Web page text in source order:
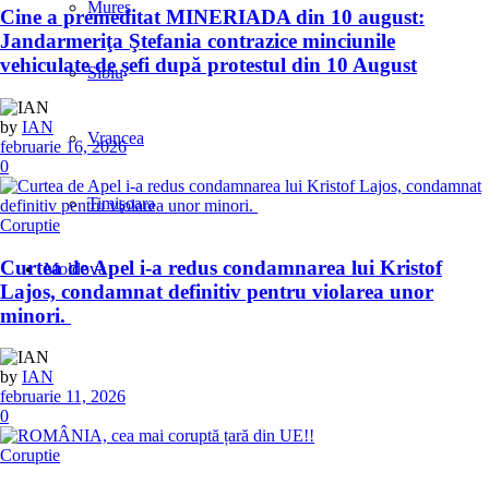
Mures
Sibiu
Vrancea
Timişoara
Moldova
Cine a premeditat MINERIADA din 10 august:
Jandarmeriţa Ştefania contrazice minciunile
vehiculate de şefi după protestul din 10 August
by IAN
februarie 16, 2026
0
Coruptie
Curtea de Apel i-a redus condamnarea lui Kristof
Lajos, condamnat definitiv pentru violarea unor
minori.
by IAN
februarie 11, 2026
0
Coruptie